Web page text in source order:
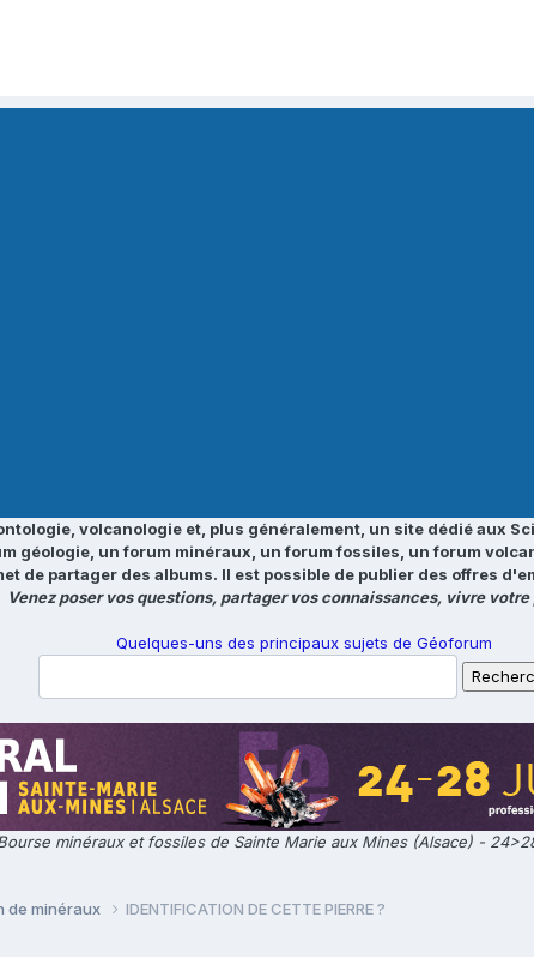
volcanologie et, plus généralement, un site dédié aux
géologie, un forum minéraux, un forum fossiles, un forum
de partager des albums. Il est possible de publier des offres
Venez poser vos questions, partager vos connaissances, vivre votre
Quelques-uns des principaux sujets de Géoforum
minéraux et fossiles de Sainte Marie aux Mines (Alsace) -
de minéraux IDENTIFICATION DE CETTE PIERRE ?